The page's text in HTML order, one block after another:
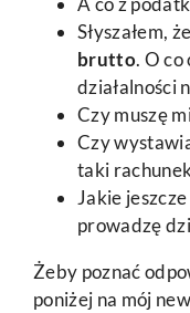
Słyszałem,
brutto. O co
działalności
Czy muszę
Czy
taki
Jakie
prowadzę
Żeby poznać
poniżej na mój